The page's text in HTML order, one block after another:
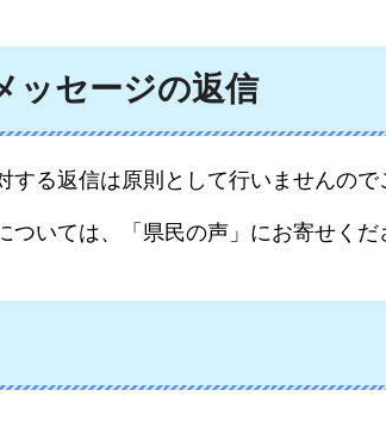
ッセージの返信
する返信は原則として行いませんので
ついては、「県民の声」にお寄せくだ